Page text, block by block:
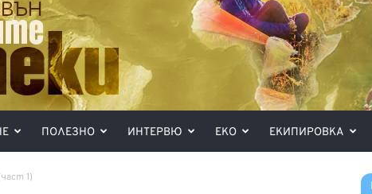
ПОЛЕЗНО ИНТЕРВЮ ЕКО ЕКИПИРОВКА
1)